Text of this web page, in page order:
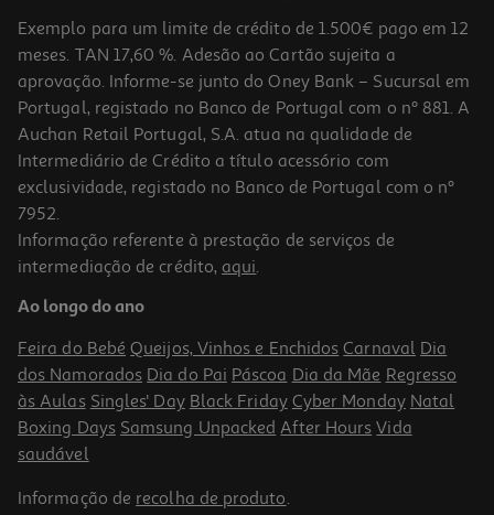
Exemplo para um limite de crédito de 1.500€ pago em 12
meses. TAN 17,60 %. Adesão ao Cartão sujeita a
aprovação. Informe-se junto do Oney Bank – Sucursal em
Portugal, registado no Banco de Portugal com o nº 881. A
Auchan Retail Portugal, S.A. atua na qualidade de
Intermediário de Crédito a título acessório com
exclusividade, registado no Banco de Portugal com o nº
7952.
Informação referente à prestação de serviços de
intermediação de crédito, aqui.
Ao longo do ano
Feira do Bebé Queijos, Vinhos e Enchidos Carnaval Dia
dos Namorados Dia do Pai Páscoa Dia da Mãe Regresso
às Aulas Singles' Day Black Friday Cyber Monday Natal
Boxing Days Samsung Unpacked After Hours Vida
saudável
Informação de recolha de produto.